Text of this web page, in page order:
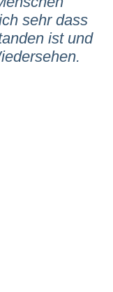
sehr dass
ist und